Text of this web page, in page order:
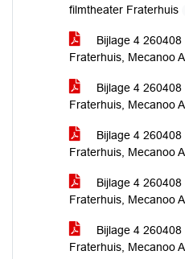
filmtheater Fraterhuis
Bijlage 4
Fraterhuis, Mecanoo
Bijlage 4
Fraterhuis, Mecanoo
Bijlage 4
Fraterhuis, Mecanoo
Bijlage 4
Fraterhuis, Mecanoo
Bijlage 4
Fraterhuis, Mecanoo